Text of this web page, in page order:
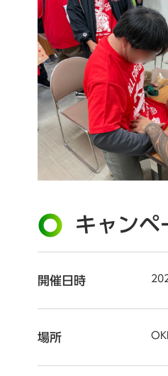
キャンペ
開催日時
場所